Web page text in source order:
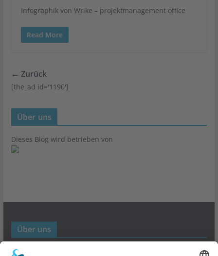
Infographik von Wrike – projektmanagement office
Read More
← Zurück
[the_ad id='1190']
Über uns
Dieses Blog wird betrieben von
Über uns
Werbund- und Marketing Blog